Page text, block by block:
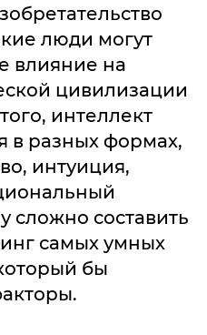
люди могут
влияние на
цивилизации
интеллект
в разных формах,
интуиция,
сложно составить
самых умных
бы